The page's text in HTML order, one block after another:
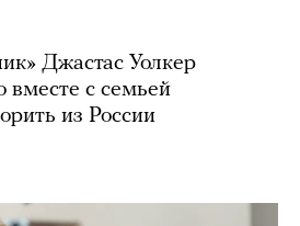
Джастас Уолкер
вместе с семьей
из России